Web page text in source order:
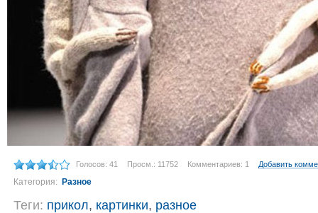
Голосов: 41 Просм.: 11752 Комментариев: 1 Добавить
Категория: Разное
Теги: прикол, картинки, разное